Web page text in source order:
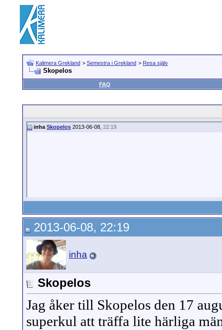
Kalimera Grekland > Semestra i Grekland > Resa själv
Skopelos
FAQ
inha Skopelos 2013-06-08, 22:19
2013-06-08, 22:19
inha
Skopelos
Jag åker till Skopelos den 17
superkul att träffa lite härliga